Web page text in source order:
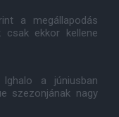
a megállapodás
csak ekkor kellene
a júniusban
szezonjának nagy